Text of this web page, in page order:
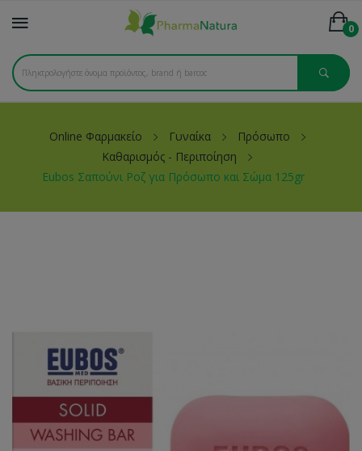
0
Online Φαρμακείο Γυναίκα
Πρόσωπο
Καθαρισμός - Περιποίηση
Eubos Σαπούνι Ροζ για Πρόσωπο και Σώμα 125gr